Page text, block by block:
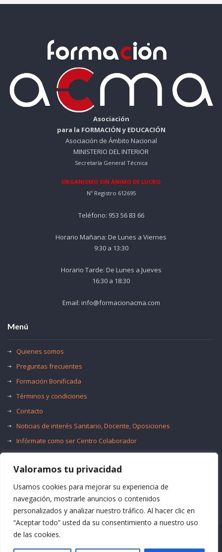
Valoramos tu privacidad
Usamos cookies para mejorar su experiencia de
navegación, mostrarle anuncios o contenidos
personalizados y analizar nuestro tráfico. Al hacer clic en
“Aceptar todo” usted da su consentimiento a nuestro uso
de las cookies.
Asociación
para la FORMACIÓN y EDUCACIÓN
Asociación de Ámbito Nacional
MINISTERIO DEL INTERIOR
Secretaría General Técnica
ORGANISMO SIN ÁNIMO DE LUCRO
Nº Registro 612695
Teléfono: 953 56 83 66
Horario Mañana: De Lunes a Viernes
9:30 a 13:30
Horario Tarde: De Lunes a Jueves
16:30 a 18:30
Email: info@formacionacma.com
Menú
Quienes somos
Preguntas frecuentes
Formación Bonificada
Términos y condiciones
Contacto
Noticias de interés Sanitario, Docente, Oposiciones
Infórmate como ser Centro Colaborador
Oferta de Empleo Público
Bolsas de Empleo